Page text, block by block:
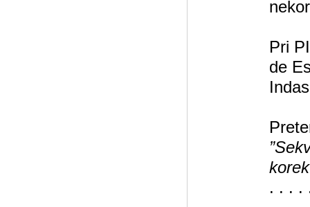
Pri
de
. . . .